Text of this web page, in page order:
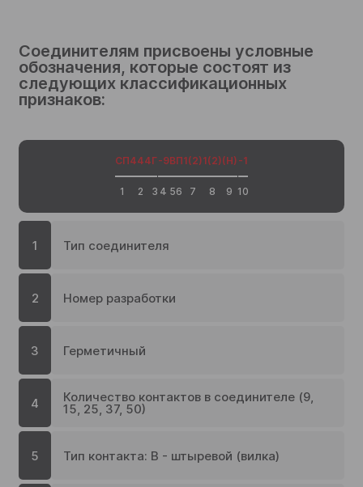
Соединителям присвоены условные
обозначения, которые состоят из
следующих классификационных
признаков:
СП
1
444
2
Г
3
-9
4
В
5
П
6
1(2)
7
1(2)
8
(Н)
9
-1
10
1 Тип соединителя
2 Номер разработки
3 Герметичный
4 Количество контактов в соединителе (9,
15, 25, 37, 50)
5 Тип контакта: В - штыревой (вилка)